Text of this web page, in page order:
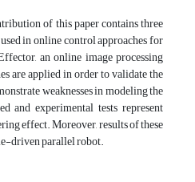
of this paper contains three
in online control approaches for
an online image processing
are applied in order to validate the
weaknesses in modeling the
and experimental tests represent
effect. Moreover, results of these
driven parallel robot.